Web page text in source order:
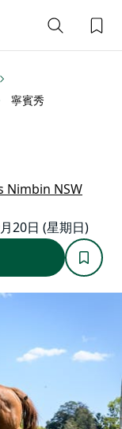
寧賓秀
Nimbin NSW
20日 (星期日)